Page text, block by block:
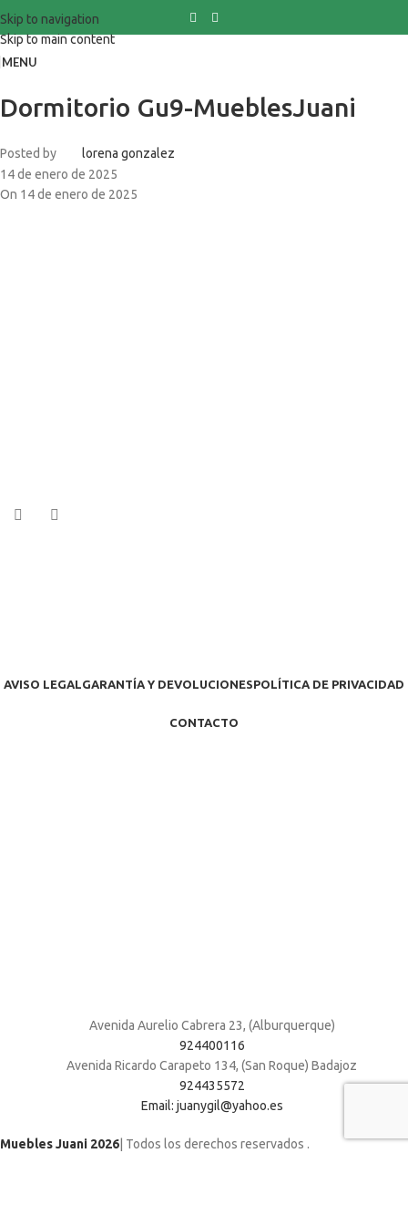
Skip to navigation
Skip to main content
MENU
Dormitorio Gu9-MueblesJuani
Posted by
lorena gonzalez
14 de enero de 2025
On 14 de enero de 2025
AVISO LEGALGARANTÍA Y DEVOLUCIONESPOLÍTICA DE PRIVACIDAD
CONTACTO
Avenida Aurelio Cabrera 23, (Alburquerque)
924400116
Avenida Ricardo Carapeto 134, (San Roque) Badajoz
924435572
Email: juanygil@yahoo.es
Muebles Juani 2026 | Todos los derechos reservados .